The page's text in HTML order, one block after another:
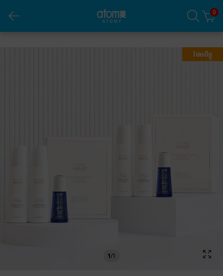
0
Absolute CellActive Set of 3 *2set
ថែមពិន្ទុ
1/1